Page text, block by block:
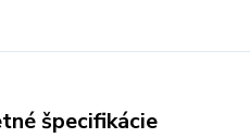
špecifikácie